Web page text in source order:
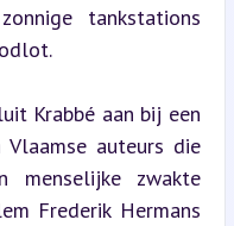
tankstations
Krabbé aan bij een
auteurs die
menselijke zwakte
Frederik Hermans